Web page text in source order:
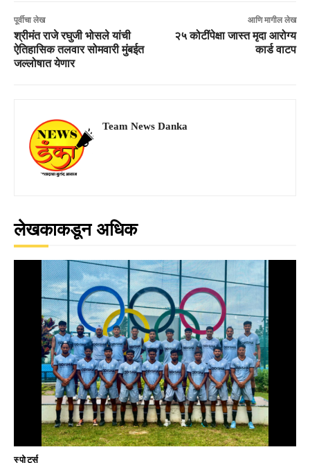
पूर्वीचा लेख
श्रीमंत राजे रघुजी भोसले यांची
ऐतिहासिक तलवार सोमवारी मुंबईत
जल्लोषात येणार
आणि मागील लेख
२५ कोटींपेक्षा जास्त मृदा आरोग्य
कार्ड वाटप
Team News Danka
लेखकाकडून अधिक
स्पोर्ट्स